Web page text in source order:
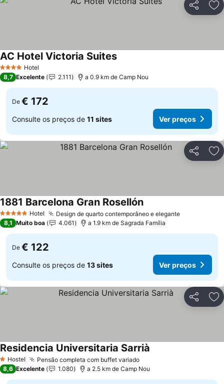
Partilhar
4 EstrelasHotel
AC Hotel Victoria Suites
8,7 Excelente 2.111 a 0.9 km de Camp Nou
De € 172
Consulte os preços de 11 sites Ver preços
Partilhar
5 Estrelas Hotel Design de quarto contemporâneo e elegante
1881 Barcelona Gran Rosellón
8,1 Muito boa 4.061 a 1.9 km de Sagrada Família
De € 122
Consulte os preços de 13 sites Ver preços
Partilhar
1 Estrelas
Hostel Pensão completa com buffet variado
Residencia Universitaria Sarrià
8,6 Excelente 1.080 a 2.5 km de Camp Nou